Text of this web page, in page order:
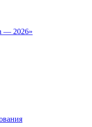
— 2026»